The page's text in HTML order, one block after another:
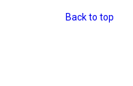
Back to top